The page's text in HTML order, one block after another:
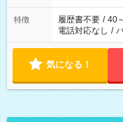
特徴 履歴書不要 / 40
電話対応なし /
気になる！